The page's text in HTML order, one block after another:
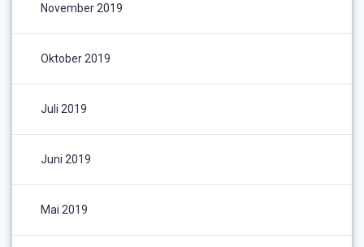
November 2019
Oktober 2019
Juli 2019
Juni 2019
Mai 2019